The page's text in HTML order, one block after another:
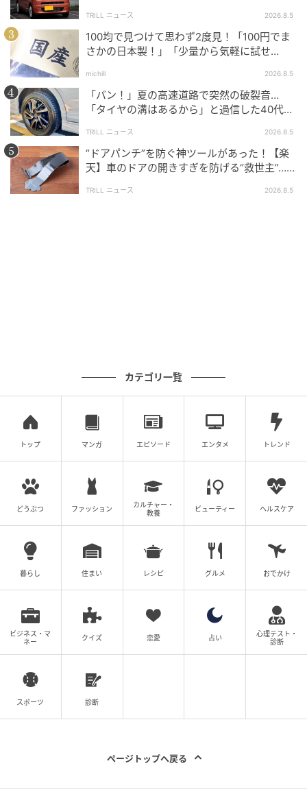
暮らしニスタ
ハンカチタオルが綺麗に収まりました。
TRILL ニュース 2026.8.5
100均で見つけて思わず2度見！「100円でま
さかの日本製！」「少量から気軽に試せ
michill 2026.8.5
「バン！」夏の高速道路で突然の破裂音…
「タイヤの溝はあるから」と過信した40代男
TRILL ニュース 2026.8.5
“ドアパンチ”を防ぐ神ツールがあった！【楽
天】車のドアの開きすぎを防げる“救世主”…手
TRILL ニュース 2026.8.5
カテゴリ一覧
トップ マンガ エピソード エンタメ トレンド
どうぶつ ファッション
カルチャー・
教養
ビューティー ヘルスケア
暮らし 住まい レシピ グルメ おでかけ
ビジネス・マ
ネー
クイズ 恋愛 占い
心理テスト・
診断
スポーツ 診断
ページトップへ戻る